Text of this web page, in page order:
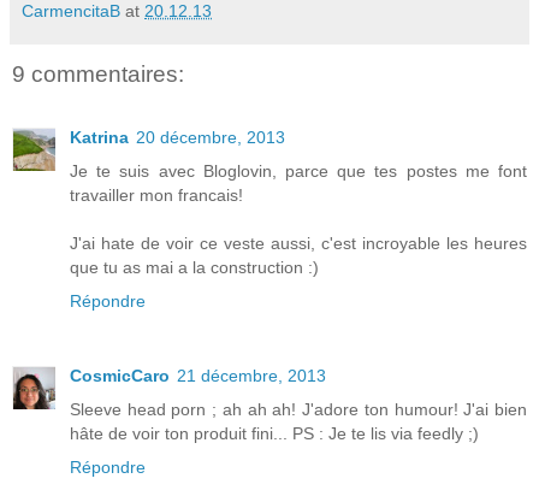
CarmencitaB at 20.12.13
9 commentaires:
Katrina 20 décembre, 2013
Je te suis avec Bloglovin, parce que tes postes me font
travailler mon francais!
J'ai hate de voir ce veste aussi, c'est incroyable les heures
que tu as mai a la construction :)
Répondre
CosmicCaro 21 décembre, 2013
Sleeve head porn ; ah ah ah! J'adore ton humour! J'ai bien
hâte de voir ton produit fini... PS : Je te lis via feedly ;)
Répondre